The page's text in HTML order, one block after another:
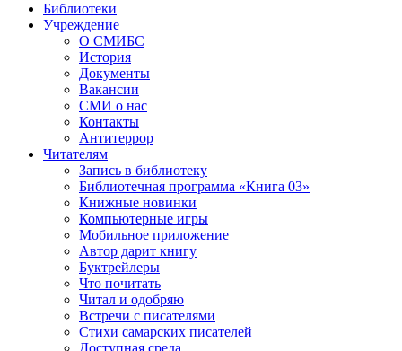
Библиотеки
Учреждение
О СМИБС
История
Документы
Вакансии
СМИ о нас
Контакты
Антитеррор
Читателям
Запись в библиотеку
Библиотечная программа «Книга 03»
Книжные новинки
Компьютерные игры
Мобильное приложение
Автор дарит книгу
Буктрейлеры
Что почитать
Читал и одобряю
Встречи с писателями
Стихи самарских писателей